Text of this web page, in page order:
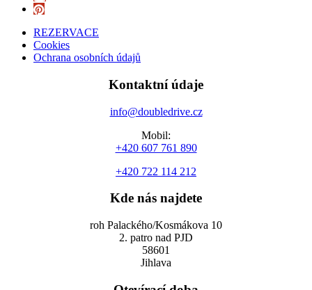
REZERVACE
Cookies
Ochrana osobních údajů
Kontaktní údaje
info@doubledrive.cz
Mobil:
+420 607 761 890
+420 722 114 212
Kde nás najdete
roh Palackého/Kosmákova 10
2. patro nad PJD
58601
Jihlava